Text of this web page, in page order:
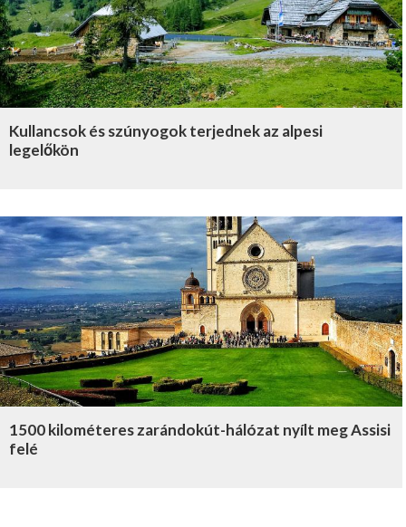
Kullancsok és szúnyogok terjednek az alpesi
legelőkön
1500 kilométeres zarándokút-hálózat nyílt meg Assisi
felé